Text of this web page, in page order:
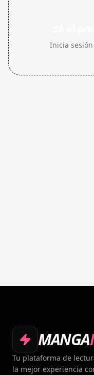
Inicia
MANGA
Tu plataforma de
la mejor experiencia